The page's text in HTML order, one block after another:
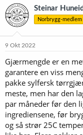
k
s
j
o
e
:
Steinar
Norbrygg-medlem
9 Okt 2022
Gjærmengde er en
garantere en viss
pakke sylfersk
meste, men har den
par måneder før den
ingrediensene, før
og så strør 25C